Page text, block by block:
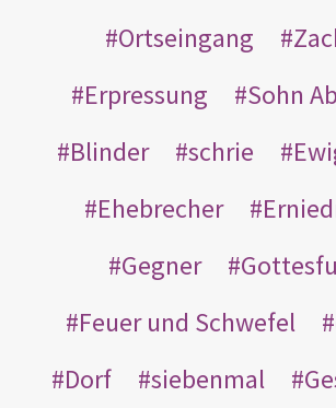
Ortseingang
Erpressung
Sohn
Blinder
schrie
Ehebrecher
Gegner
Feuer und Schwefel
Dorf
siebenmal